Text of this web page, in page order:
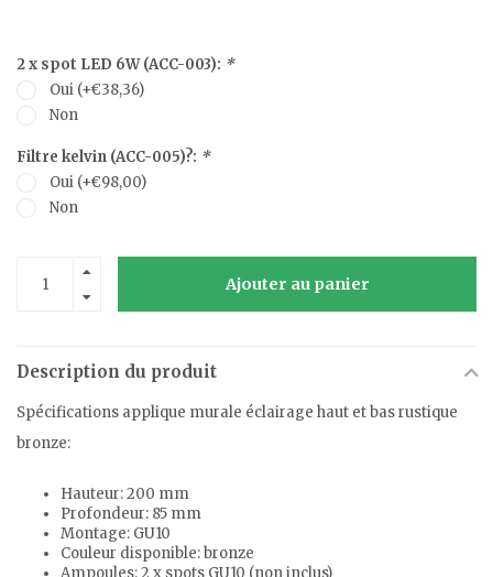
2 x spot LED 6W (ACC-003): *
Oui (+€38,36)
Non
Filtre kelvin (ACC-005)?: *
Oui (+€98,00)
Non
Ajouter au panier
Description du produit
Spécifications applique murale éclairage haut et bas rustique
bronze:
Hauteur: 200 mm
Profondeur: 85 mm
Montage: GU10
Couleur disponible: bronze